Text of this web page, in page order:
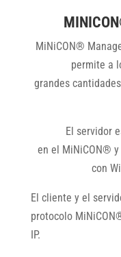
MiNiCON®
permite a
grandes
El servidor
en el MiNiCON®
con
El cliente y el
protocolo
IP.